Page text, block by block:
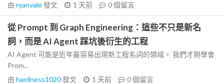
由 ryanvale發文 1 天前 0個留言
從 Prompt 到 Graph Engineering：這些不只是新名
詞，而是 AI Agent 踩坑後衍生的工程
AI Agent 可能是近年最容易出現新工程名詞的領域。 我們才剛學會
Prom...
由 hardness1020發文 1 天前 0個留言